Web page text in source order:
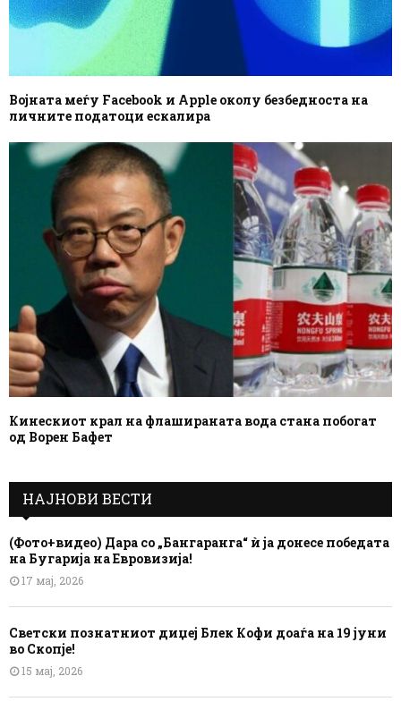
Војната меѓу Facebook и Apple околу безбедноста на
личните податоци ескалира
Кинескиот крал на флашираната вода стана побогат
од Ворен Бафет
НАЈНОВИ ВЕСТИ
(Фото+видео) Дара со „Бангаранга“ ѝ ја донесе победата
на Бугарија на Евровизија!
17 мај, 2026
Светски познатниот диџеј Блек Кофи доаѓа на 19 јуни
во Скопје!
15 мај, 2026